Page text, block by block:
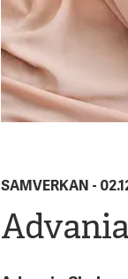
SAMVERKAN -